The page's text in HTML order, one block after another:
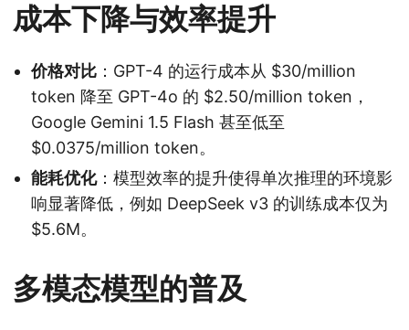
成本下降与效率提升
价格对比 ：GPT-4 的运行成本从 $30/million
token 降至 GPT-4o 的 $2.50/million token，
Google Gemini 1.5 Flash 甚至低至
$0.0375/million token。
能耗优化：模型效率的提升使得单次推理的环境影
响显著降低，例如 DeepSeek v3 的训练成本仅为
$5.6M。
多模态模型的普及